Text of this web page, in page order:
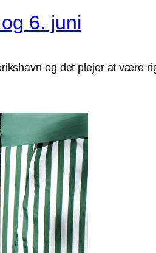
6. juni
og det plejer at være